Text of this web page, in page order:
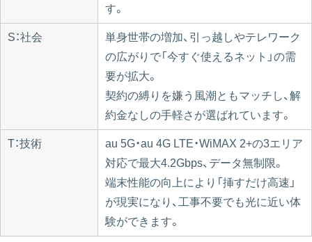
す。
S：社会
単身世帯の増加、引っ越しやテレワーク
の広がりで「今すぐ使えるネット」の需
要が拡大。
契約の縛りを嫌う風潮ともマッチし、解
約金なしの手軽さが選ばれています。
T：技術
au 5G・au 4G LTE・WiMAX 2+の3エリア
対応で最大4.2Gbps、データ無制限。
端末性能の向上により「挿すだけ高速」
が現実になり、工事不要でも光に近い体
験ができます。